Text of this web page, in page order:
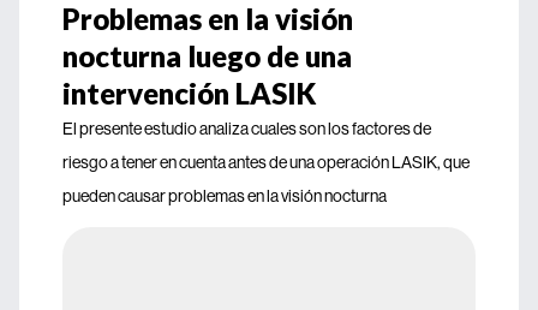
Problemas en la visión
nocturna luego de una
intervención LASIK
El presente estudio analiza cuales son los factores de
riesgo a tener en cuenta antes de una operación LASIK, que
pueden causar problemas en la visión nocturna